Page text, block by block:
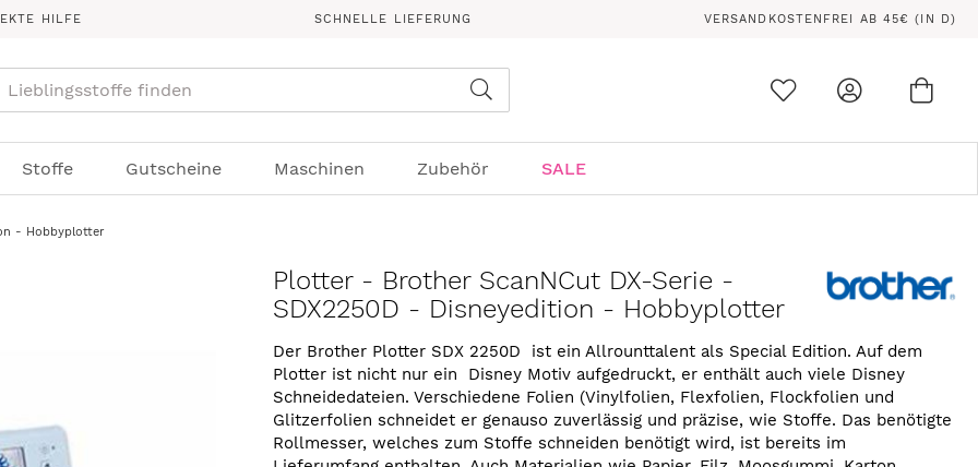
HILFE SCHNELLE LIEFERUNG VERSANDKOSTENFREI AB 45€ (IN D)
Stoffe Gutscheine Maschinen Zubehör SALE
- Hobbyplotter
Plotter - Brother ScanNCut DX-Serie -
SDX2250D - Disneyedition - Hobbyplotter
Der Brother Plotter SDX 2250D ist ein Allrounttalent als Special Edition. Auf dem
Plotter ist nicht nur ein Disney Motiv aufgedruckt, er enthält auch viele Disney
Schneidedateien. Verschiedene Folien (Vinylfolien, Flexfolien, Flockfolien und
Glitzerfolien schneidet er genauso zuverlässig und präzise, wie Stoffe. Das benötigte
Rollmesser, welches zum Stoffe schneiden benötigt wird, ist bereits im